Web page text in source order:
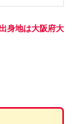
身地は大阪府大